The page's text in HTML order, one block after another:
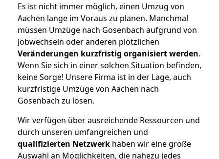
Es ist nicht immer möglich, einen Umzug von
Aachen lange im Voraus zu planen. Manchmal
müssen Umzüge nach Gosenbach aufgrund von
Jobwechseln oder anderen plötzlichen
Veränderungen kurzfristig organisiert werden.
Wenn Sie sich in einer solchen Situation befinden,
keine Sorge! Unsere Firma ist in der Lage, auch
kurzfristige Umzüge von Aachen nach
Gosenbach zu lösen.
Wir verfügen über ausreichende Ressourcen und
durch unseren umfangreichen und
qualifizierten Netzwerk haben wir eine große
Auswahl an Möglichkeiten, die nahezu jedes